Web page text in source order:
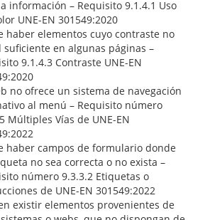
información – Requisito 9.1.4.1 Uso
UNE-EN 301549:2020
haber elementos cuyo contraste no
suficiente en algunas páginas –
9.1.4.3 Contraste UNE-EN
no ofrece un sistema de navegación
al menú – Requisito número
Múltiples Vías de UNE-EN
haber campos de formulario donde
no sea correcta o no exista –
número 9.3.3.2 Etiquetas o
de UNE-EN 301549:2022
existir elementos provenientes de